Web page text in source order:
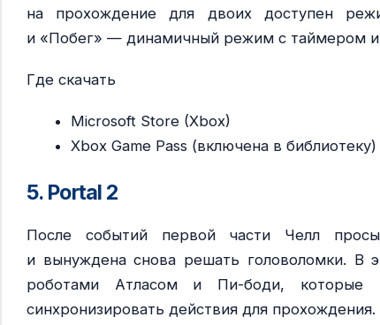
на прохождение для двоих доступен
и «Побег» — динамичный режим с таймером и
Где скачать
Microsoft Store (Xbox)
Xbox Game Pass (включена в библиотеку)
5. Portal 2
После событий первой части Челл
и вынуждена снова решать головоломки. В
роботами Атласом и Пи-боди, которые
синхронизировать действия для прохождения.